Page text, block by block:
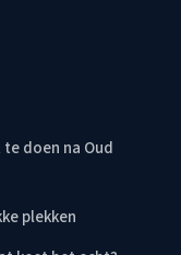
doen na Oud
plekken